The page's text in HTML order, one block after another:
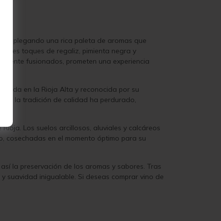
una rica paleta de aromas que
toques de regaliz, pimienta negra y
fusionados, prometen una experiencia
en la Rioja Alta y reconocida por su
la tradición de calidad ha perdurado,
Los suelos arcillosos, aluviales y calcáreos
cosechadas en el momento óptimo para su
la preservación de los aromas y sabores. Tras
suavidad inigualable. Si deseas comprar vino de